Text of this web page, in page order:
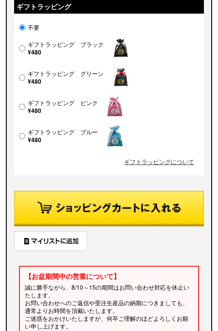
ギフトラッピング
不要
ギフトラッピング ブラック
¥480
ギフトラッピング グリーン
¥480
ギフトラッピング ピンク
¥480
ギフトラッピング ブルー
¥480
ギフトラッピングについて
【お盆期間中の営業について】
誠に勝手ながら、8/10～15の期間はお問い合わせ対応を休止い
たします。
お問い合わせへのご返信や受注生産品の納期につきましても、
通常よりお時間を頂戴いたします。
ご迷惑をおかけいたしますが、何卒ご理解のほどよろしくお願
い申し上げます。